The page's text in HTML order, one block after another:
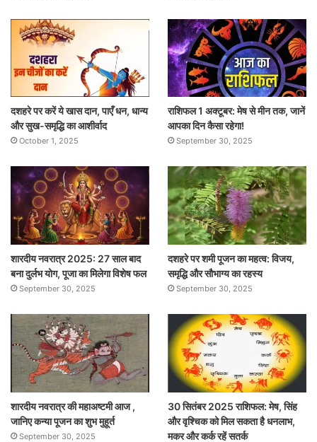
दशहरे पर करें ये खास दान, पाएँ धन, धान्य
और सुख-समृद्धि का आशीर्वाद
October 1, 2025
राशिफल 1 अक्टूबर: मेष से मीन तक, जानें
आपका दिन कैसा रहेगा!
September 30, 2025
शारदीय नवरात्र 2025: 27 साल बाद
बना दुर्लभ योग, पूजा का मिलेगा विशेष फल
September 30, 2025
दशहरे पर शमी पूजन का महत्व: विजय,
समृद्धि और सौभाग्य का रहस्य
September 30, 2025
शारदीय नवरात्र की महाअष्टमी आज ,
जानिए कन्या पूजन का शुभ मुहूर्त
September 30, 2025
30 सितंबर 2025 राशिफल: मेष, सिंह
और वृश्चिक को मिल सकता है धनलाभ,
मकर और कर्क रहें सतर्क